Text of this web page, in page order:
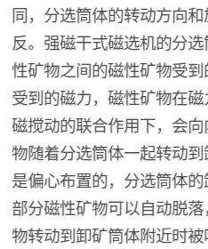
同，分选筒体的转动方向
反。强磁干式磁选机的分
性矿物之间的磁性矿物受
受到的磁力，磁性矿物在磁
磁搅动的联合作用下，会
物随着分选筒体一起转动
是偏心布置的，分选筒体
部分磁性矿物可以自动脱
物转动到卸矿筒体附近时